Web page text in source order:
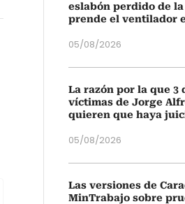
eslabón perdido de
prende el ventilador
05/08/2026
La razón por la que 3
víctimas de Jorge
quieren que haya
05/08/2026
Las versiones de
MinTrabajo sobre